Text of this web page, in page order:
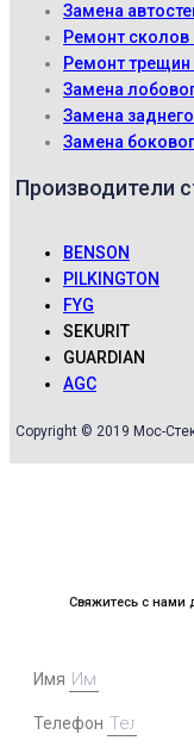
Замена
Ремонт сколов
Ремонт
Замена
Замена
Замена
Производители
BENSON
PILKINGTON
FYG
SEKURIT
GUARDIAN
AGC
Copyright © 2019 Мос-
Свяжитесь с нами
Имя
Телефон